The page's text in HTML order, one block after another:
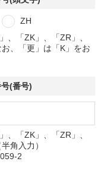
ZH
、「ZK」、「ZR」、
、「更」は「K」をお
(番号)
、「ZK」、「ZR」、
角入力）
2